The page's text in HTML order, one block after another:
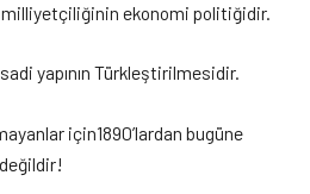
milliyetçiliğinin ekonomi politiğidir.
yapının Türkleştirilmesidir.
için1890’lardan bugüne
değildir!